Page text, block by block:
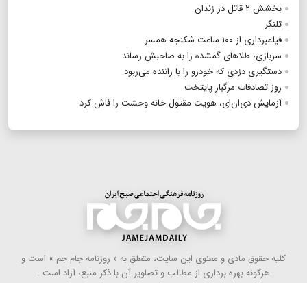
بخشش ۲ قاتل در زندان
تلنگر
فیلمبرداری از ۱۰۰ ساعت شکنجه همسر
سربازی، طلاهای گمشده را به صاحبش رساند
دستگیری دزدی که خودرو را با راننده می‌ربود
روز تصادفات مرگبار پایتخت
آزمایش دی‌ان‌ای، هویت مقتول خانه وحشت را فاش کرد
كلیه حقوق مادی و معنوی این سایت، متعلق به « روزنامه جام جم » است و
هرگونه بهره ‌برداری از مطالب و تصاویر آن با ذكر منبع، آزاد است .